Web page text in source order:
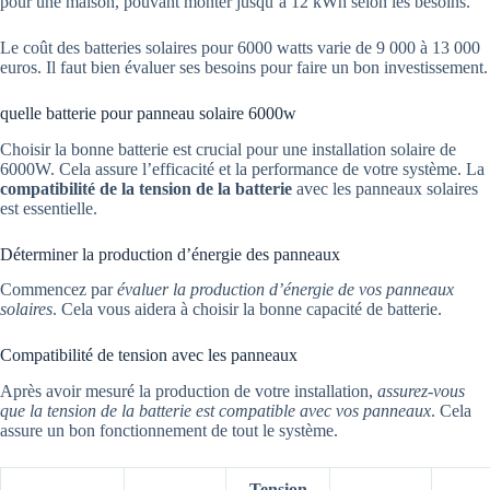
Le coût des batteries solaires pour 6000 watts varie de 9 000 à 13 000
euros. Il faut bien évaluer ses besoins pour faire un bon investissement.
quelle batterie pour panneau solaire 6000w
Choisir la bonne batterie est crucial pour une installation solaire de
6000W. Cela assure l’efficacité et la performance de votre système. La
compatibilité de la tension de la batterie avec les panneaux solaires
est essentielle.
Déterminer la production d’énergie des panneaux
Commencez parévaluer la production d’énergie de vos panneaux
solaires. Cela vous aidera à choisir la bonne capacité de batterie.
Compatibilité de tension avec les panneaux
Après avoir mesuré la production de votre installation, assurez-vous
que la tension de la batterie est compatible avec vos panneaux. Cela
assure un bon fonctionnement de tout le système.